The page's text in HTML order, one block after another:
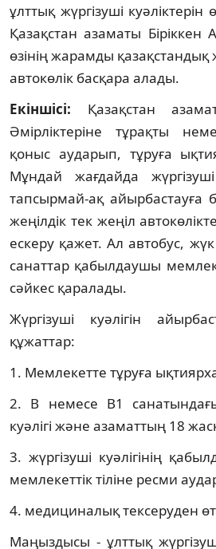
ұлттық жүргізуші
Қазақстан азаматы Біріккен
өзінің жарамды қазақстандық
автокөлік басқара алады.
Екіншісі: Қазақстан
Әмірліктеріне тұрақты
қоныс аударып, тұруға
Мұндай жағдайда
тапсырмай-ақ айырбастауға
жеңілдік тек жеңіл
ескеру қажет. Ал автобус, жүк
санаттар қабылдаушы
сәйкес қаралады.
Жүргізуші куәлігін
құжаттар:
1. Мемлекетте тұруға
2. В немесе В1
куәлігі және азаматтың 18
3. жүргізуші куәлігінің
мемлекеттік тіліне ресми
4. медициналық тексеруден
Маңыздысы - ұлттық